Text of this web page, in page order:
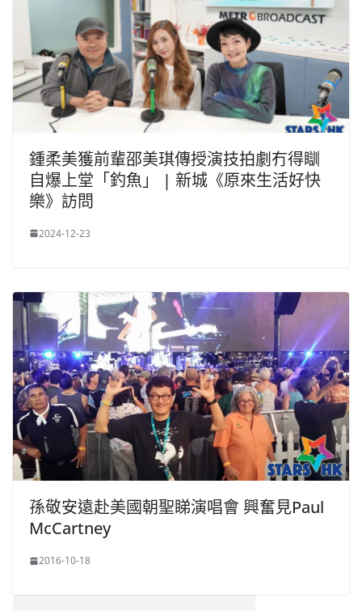
鍾柔美獲前輩邵美琪傳授演技拍劇冇得瞓
自爆上堂「釣魚」 | 新城《原來生活好快
樂》訪問
2024-12-23
孫敬安遠赴美國朝聖睇演唱會 興奮見Paul
McCartney
2016-10-18